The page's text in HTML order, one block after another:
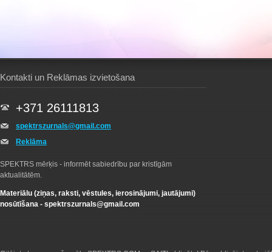
Kontakti un Reklāmas izvietošana
+371 26111813
spektrszurnals@gmail.com
Reklāma
SPEKTRS mērķis - informēt sabiedrību par kristīgām
aktualitātēm.
Materiālu (ziņas, raksti, vēstules, ierosinājumi, jautājumi)
nosūtīšana - spektrszurnals@gmail.com